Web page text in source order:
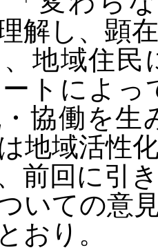
解し、顕
地域住民
トによっ
協働を生
地域活性
前回に引
いての意
おり。